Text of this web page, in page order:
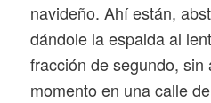
navideño. Ahí están,
dándole la espalda al
fracción de segundo, sin
momento en una calle